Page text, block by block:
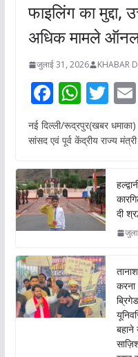
फाइलिंग का
अधिक मामले
जुलाई 31, 2026 KHABAR
F
ac
e
o
o
k
W
h
at
A
p
p
T
w
itt
E
नई दिल्ली/रूद्रपुर(खबर
सांसद एवं पूर्व केंद्रीय राज्य
दी
करना
बहाने